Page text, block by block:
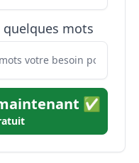
quelques mots
✅